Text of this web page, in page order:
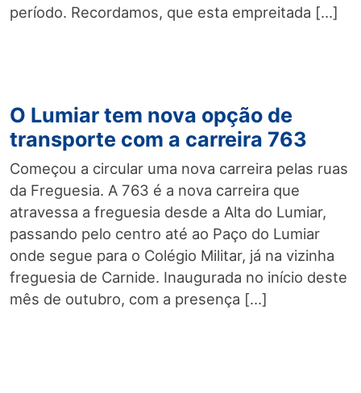
período. Recordamos, que esta empreitada […]
O Lumiar tem nova opção de
transporte com a carreira 763
Começou a circular uma nova carreira pelas ruas
da Freguesia. A 763 é a nova carreira que
atravessa a freguesia desde a Alta do Lumiar,
passando pelo centro até ao Paço do Lumiar
onde segue para o Colégio Militar, já na vizinha
freguesia de Carnide. Inaugurada no início deste
mês de outubro, com a presença […]